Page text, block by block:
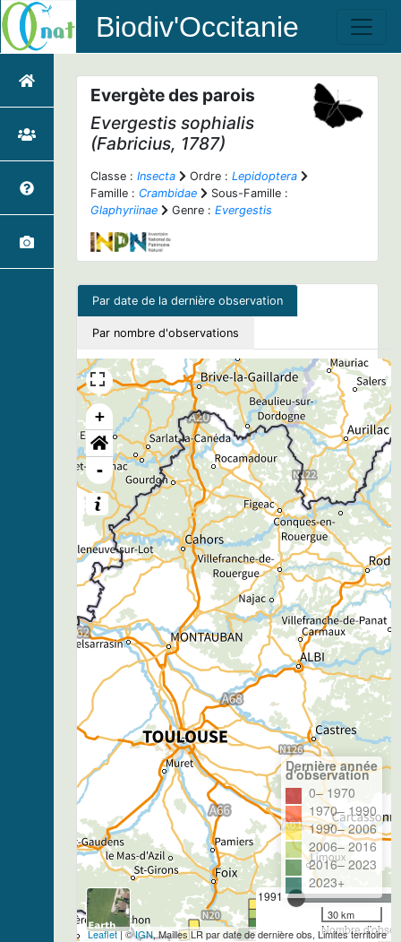
Biodiv'Occitanie
Evergète des parois
Evergestis sophialis
(Fabricius, 1787)
Classe : Insecta Ordre : Lepidoptera
Famille : Crambidae
Sous-Famille :
Glaphyriinae
Genre : Evergestis
Par date de la dernière observation
Par nombre d'observations
+
-
1991
Nombre
Dernière année
d'observation
0– 1970
1970– 1990
1990– 2006
2006– 2016
2016– 2023
2023+
30 km
Leaflet| ©IGN, Mailles LR par date de dernière obs, Limites territoire